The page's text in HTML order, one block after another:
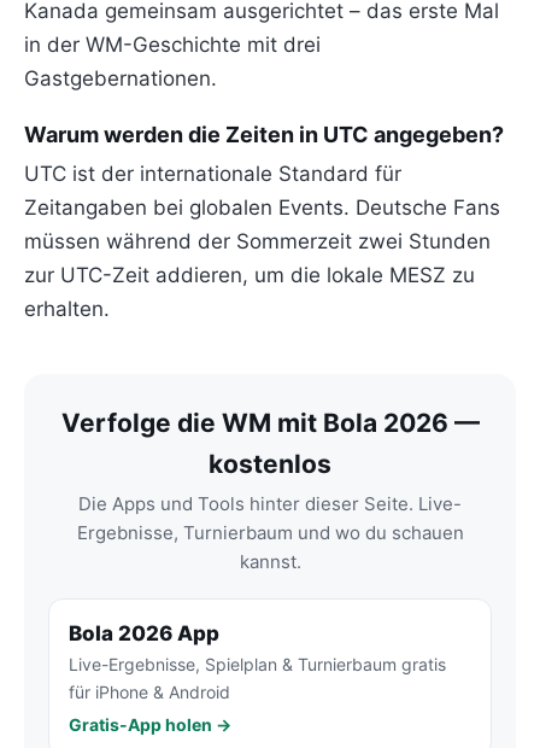
Kanada gemeinsam ausgerichtet – das erste Mal
in der WM-Geschichte mit drei
Gastgebernationen.
Warum werden die Zeiten in UTC angegeben?
UTC ist der internationale Standard für
Zeitangaben bei globalen Events. Deutsche Fans
müssen während der Sommerzeit zwei Stunden
zur UTC-Zeit addieren, um die lokale MESZ zu
erhalten.
Verfolge die WM mit Bola 2026 —
kostenlos
Die Apps und Tools hinter dieser Seite. Live-
Ergebnisse, Turnierbaum und wo du schauen
kannst.
Bola 2026 App
Live-Ergebnisse, Spielplan & Turnierbaum gratis
für iPhone & Android
Gratis-App holen →